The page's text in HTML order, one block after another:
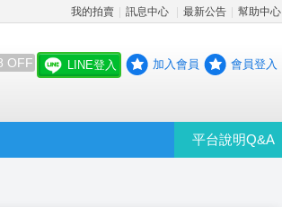
我的拍賣 訊息中心 最新公告 幫助中心
OFF LINE登入 加入會員 會員登入
平台說明Q&A